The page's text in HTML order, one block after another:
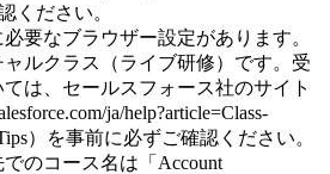
ください。
要なブラウザー設定があります。
ルクラス（ライブ研修）です。受
は、セールスフォース社のサイト
ja/help?article=Class-
）を事前に必ずご確認ください。
のコース名は「Account